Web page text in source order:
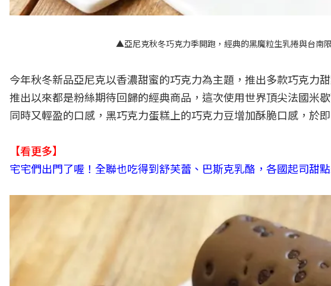
▲亞尼克秋冬巧克力季開跑，經典的黑魔粒生乳捲與台南
今年秋冬新品亞尼克以香濃甜蜜的巧克力為主題，推出多款巧克力
推出以來都是粉絲期待回歸的經典商品，這次使用世界頂尖法國米
同時又輕盈的口感，黑巧克力蛋糕上的巧克力豆增加酥脆口感，於
【看更多】
宅宅們出門了喔！全聯也吃得到舒芙蕾、巴斯克乳酪，各國起司甜